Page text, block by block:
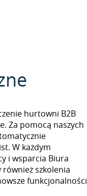
hurtowni B2B
Za pomocą naszych
W każdym
i wsparcia Biura
również szkolenia
funkcjonalności